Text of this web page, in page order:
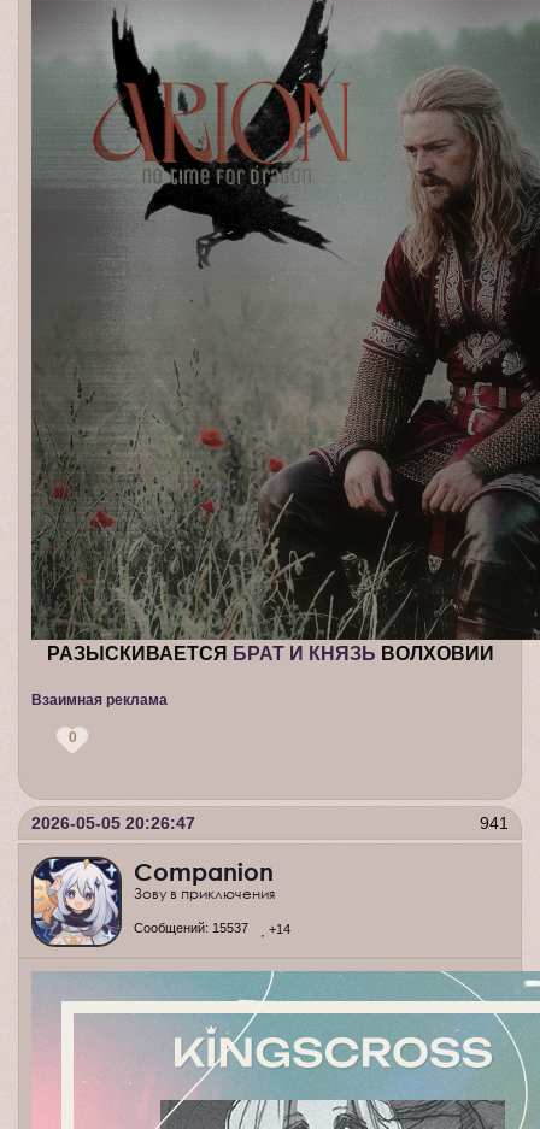
РАЗЫСКИВАЕТСЯ БРАТ И КНЯЗЬ ВОЛХОВИИ
Взаимная реклама
0
941
2026-05-05 20:26:47
Companion
Зову в приключения
Сообщений: 15537 +14